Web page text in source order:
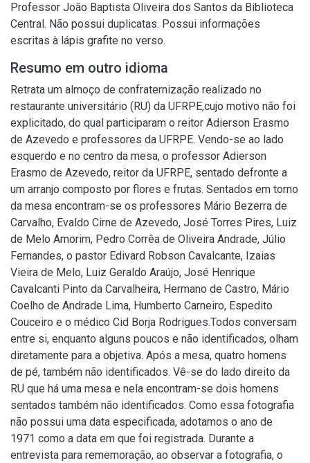
Professor João Baptista Oliveira dos Santos da Biblioteca
Central. Não possui duplicatas. Possui informações
escritas à lápis grafite no verso.
Resumo em outro idioma
Retrata um almoço de confraternização realizado no
restaurante universitário (RU) da UFRPE,cujo motivo não foi
explicitado, do qual participaram o reitor Adierson Erasmo
de Azevedo e professores da UFRPE. Vendo-se ao lado
esquerdo e no centro da mesa, o professor Adierson
Erasmo de Azevedo, reitor da UFRPE, sentado defronte a
um arranjo composto por flores e frutas. Sentados em torno
da mesa encontram-se os professores Mário Bezerra de
Carvalho, Evaldo Cirne de Azevedo, José Torres Pires, Luiz
de Melo Amorim, Pedro Corrêa de Oliveira Andrade, Júlio
Fernandes, o pastor Edivard Robson Cavalcante, Izaias
Vieira de Melo, Luiz Geraldo Araújo, José Henrique
Cavalcanti Pinto da Carvalheira, Hermano de Castro, Mário
Coelho de Andrade Lima, Humberto Carneiro, Espedito
Couceiro e o médico Cid Borja Rodrigues.Todos conversam
entre si, enquanto alguns poucos e não identificados, olham
diretamente para a objetiva. Após a mesa, quatro homens
de pé, também não identificados. Vê-se do lado direito da
RU que há uma mesa e nela encontram-se dois homens
sentados também não identificados. Como essa fotografia
não possui uma data especificada, adotamos o ano de
1971 como a data em que foi registrada. Durante a
entrevista para rememoração, ao observar a fotografia, o